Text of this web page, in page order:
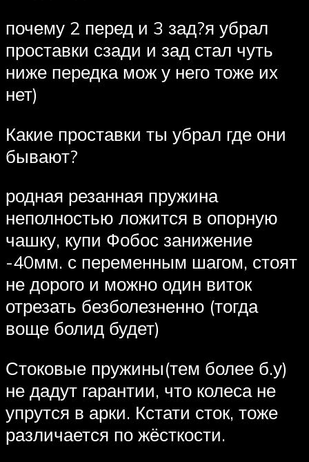
почему 2 перед и 3 зад?я убрал
проставки сзади и зад стал чуть
ниже передка мож у него тоже их
нет)
Какие проставки ты убрал где они
бывают?
родная резанная пружина
неполностью ложится в опорную
чашку, купи Фобос занижение
-40мм. с переменным шагом, стоят
не дорого и можно один виток
отрезать безболезненно (тогда
воще болид будет)
Стоковые пружины(тем более б.у)
не дадут гарантии, что колеса не
упрутся в арки. Кстати сток, тоже
различается по жёсткости.